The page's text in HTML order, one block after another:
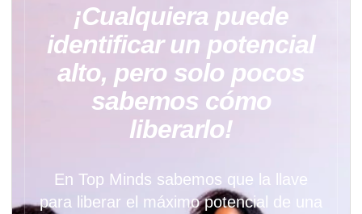
¡Cualquiera puede
identificar un potencial
alto, pero solo pocos
sabemos cómo
liberarlo!
En Top Minds sabemos que la llave
para liberar el máximo potencial de una